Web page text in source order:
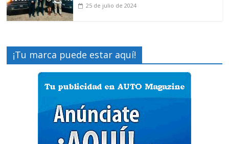
25 de julio de 2024
¡Tu marca puede estar aquí!